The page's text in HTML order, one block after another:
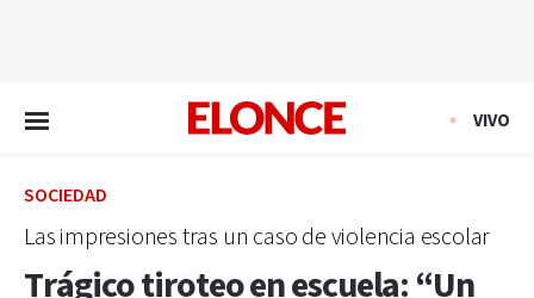
VIVO
SOCIEDAD
Las impresiones tras un caso de violencia escolar
Trágico tiroteo en escuela: “Un